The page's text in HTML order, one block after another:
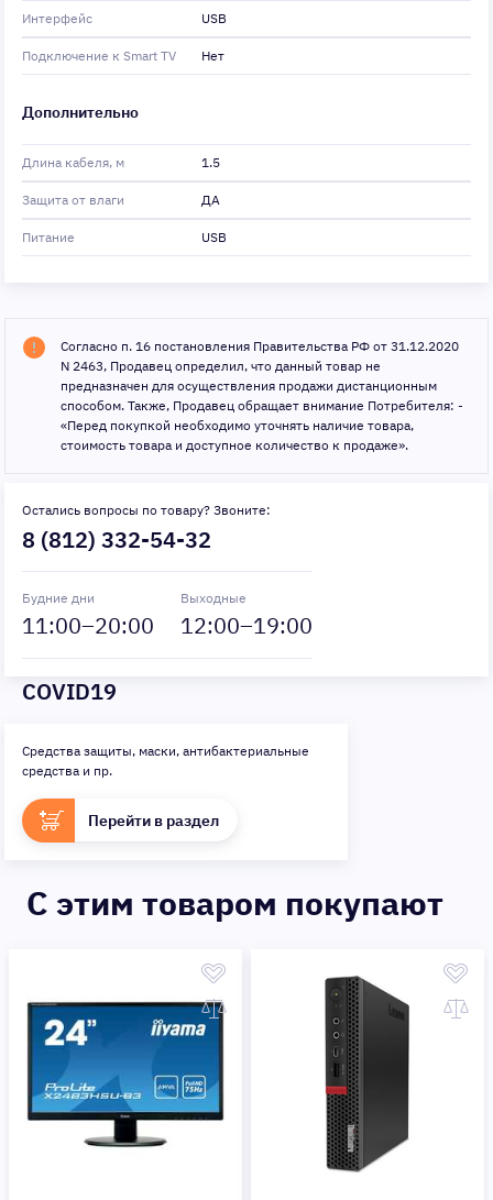
Интерфейс USB
Подключение к Smart TV Нет
Дополнительно
Длина кабеля, м 1.5
Защита от влаги ДА
Питание USB
Согласно п. 16 постановления Правительства РФ от 31.12.2020
N 2463, Продавец определил, что данный товар не
предназначен для осуществления продажи дистанционным
способом. Также, Продавец обращает внимание Потребителя: -
«Перед покупкой необходимо уточнять наличие товара,
стоимость товара и доступное количество к продаже».
Остались вопросы по товару? Звоните:
8 (812) 332-54-32
Будние дни
11:00–20:00
Выходные
12:00–19:00
COVID19
Средства защиты, маски, антибактериальные
средства и пр.
Перейти в раздел
C этим товаром покупают